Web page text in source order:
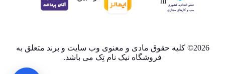
2026© کلیه حقوق مادی و معنوی وب سایت و برند متعلق به
فروشگاه نیک نام تِک می باشد.